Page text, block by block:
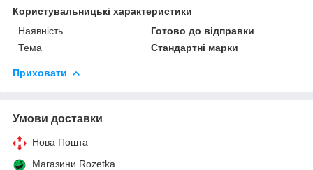
Користувальницькі характеристики
Наявність
Готово до відправки
Тема
Стандартні марки
Приховати
Умови доставки
Нова Пошта
Магазини Rozetka